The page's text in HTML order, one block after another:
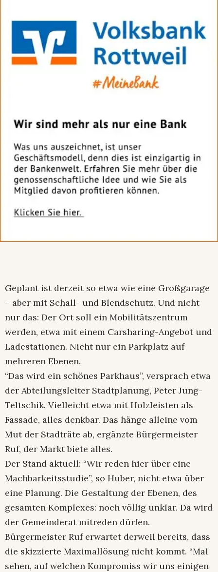
Geplant ist derzeit so etwa wie eine Großgarage
– aber mit Schall- und Blendschutz. Und nicht
nur das: Der Ort soll ein Mobilitätszentrum
werden, etwa mit einem Carsharing-Angebot und
Ladestationen. Nicht nur ein Parkplatz auf
mehreren Ebenen.
“Das wird ein schönes Parkhaus”, versprach etwa
der Abteilungsleiter Stadtplanung, Peter Jung-
Teltschik. Vielleicht etwa mit Holzleisten als
Fassade, alles denkbar. Das hänge alleine vom
Mut der Stadträte ab, ergänzte Bürgermeister
Ruf, der Markt biete alles.
Der Stand aktuell: “Wir reden hier über eine
Machbarkeitsstudie”, so Huber, nicht etwa über
eine Planung. Die Gestaltung der Ebenen, des
gesamten Komplexes: noch völlig unklar. Da wird
der Gemeinderat mitreden dürfen.
Bürgermeister Ruf erwartet derweil bereits, dass
die skizzierte Maximallösung nicht kommt. “Mal
sehen, auf welchen Kompromiss wir uns einigen